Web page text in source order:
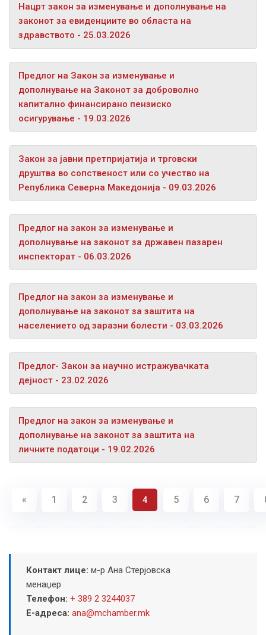
Нацрт закон за изменување и дополнување на
законот за евиденциите во областа на
здравството - 25.03.2026
Предлог на Закон за изменување и
дополнување на Законот за доброволно
капитално финансирано пензиско
осигурување - 19.03.2026
Закон за јавни претпријатија и трговски
друштва во сопственост или со учество на
Република Северна Македонија - 09.03.2026
Предлог на закон за изменување и
дополнување на законот за државен пазарен
инспекторат - 06.03.2026
Предлог на закон за изменување и
дополнување на законот за заштита на
населението од заразни болести - 03.03.2026
Предлог- Закон за научно истражувачката
дејност - 23.02.2026
Предлог на закон за изменување и
дополнување на законот за заштита на
личните податоци - 19.02.2026
« 1 2 3 4 5 6 7
Контакт лице: м-р Ана Стерјовска
менаџер
Телефон: + 389 2 3244037
Е-адреса: ana@mchamber.mk